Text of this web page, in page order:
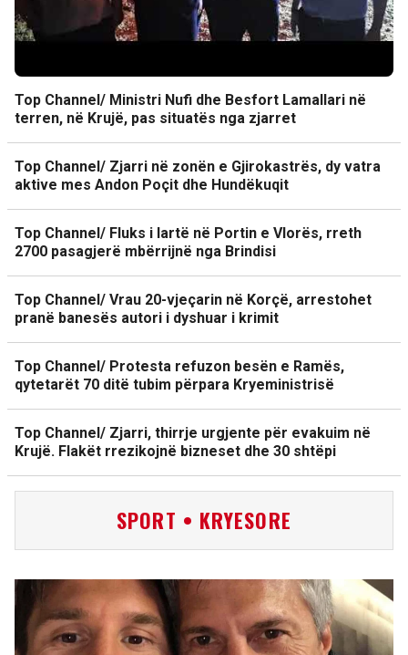
Top Channel/ Ministri Nufi dhe Besfort Lamallari në
terren, në Krujë, pas situatës nga zjarret
Top Channel/ Zjarri në zonën e Gjirokastrës, dy vatra
aktive mes Andon Poçit dhe Hundëkuqit
Top Channel/ Fluks i lartë në Portin e Vlorës, rreth
2700 pasagjerë mbërrijnë nga Brindisi
Top Channel/ Vrau 20-vjeçarin në Korçë, arrestohet
pranë banesës autori i dyshuar i krimit
Top Channel/ Protesta refuzon besën e Ramës,
qytetarët 70 ditë tubim përpara Kryeministrisë
Top Channel/ Zjarri, thirrje urgjente për evakuim në
Krujë. Flakët rrezikojnë bizneset dhe 30 shtëpi
SPORT • KRYESORE